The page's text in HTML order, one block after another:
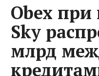
Obex
Sky
млрд